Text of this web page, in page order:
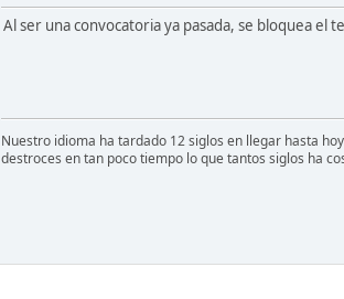
Al ser una convocatoria ya pasada, se bloquea el
Nuestro idioma ha tardado 12 siglos en llegar hasta
destroces en tan poco tiempo lo que tantos siglos ha